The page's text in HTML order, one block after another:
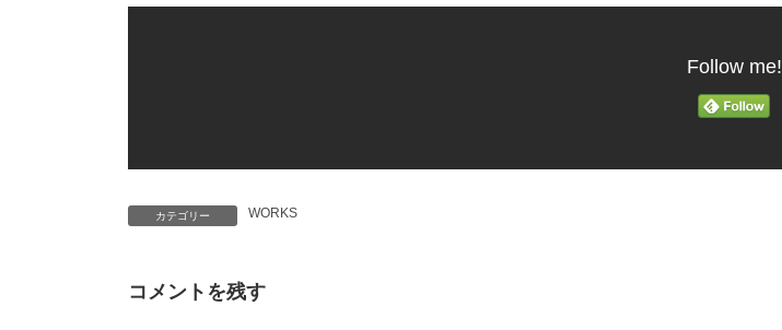
Follow me!
カテゴリー WORKS
コメントを残す